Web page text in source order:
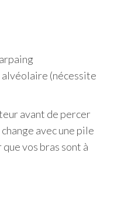
alvéolaire (nécessite
avant de percer
avec une pile
vos bras sont à